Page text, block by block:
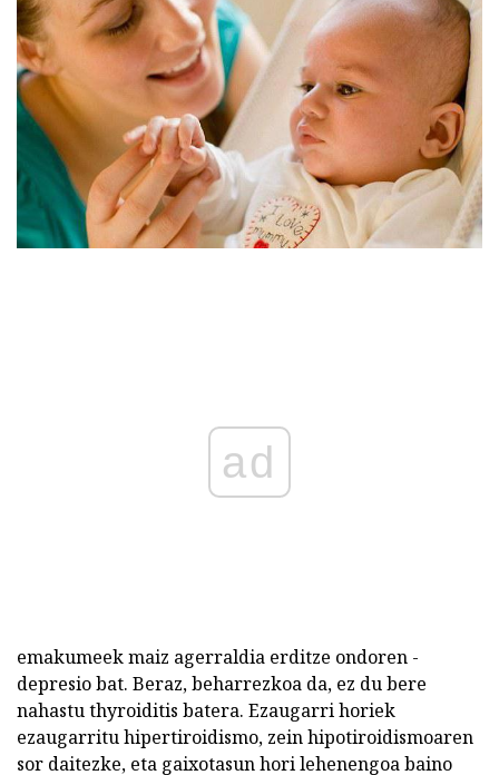
ad
emakumeek maiz agerraldia erditze ondoren -
depresio bat. Beraz, beharrezkoa da, ez du bere
nahastu thyroiditis batera. Ezaugarri horiek
ezaugarritu hipertiroidismo, zein hipotiroidismoaren
sor daitezke, eta gaixotasun hori lehenengoa baino